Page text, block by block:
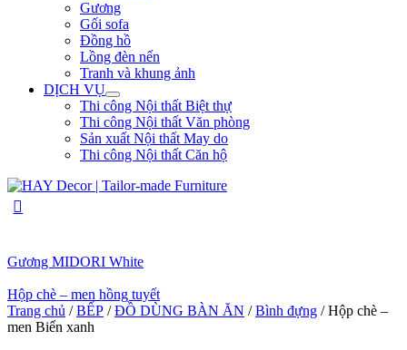
Gương
Gối sofa
Đồng hồ
Lồng đèn nến
Tranh và khung ảnh
DỊCH VỤ
Thi công Nội thất Biệt thự
Thi công Nội thất Văn phòng
Sản xuất Nội thất May do
Thi công Nội thất Căn hộ
Gương MIDORI White
Hộp chè – men hồng tuyết
Trang chủ /BẾP /ĐỒ DÙNG BÀN ĂN /Bình đựng / Hộp chè –
men Biển xanh